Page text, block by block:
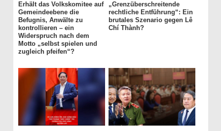
Erhält das Volkskomitee auf
Gemeindeebene die
Befugnis, Anwälte zu
kontrollieren – ein
Widerspruch nach dem
Motto „selbst spielen und
zugleich pfeifen“?
„Grenzüberschreitende
rechtliche Entführung“: Ein
brutales Szenario gegen Lê
Chí Thành?